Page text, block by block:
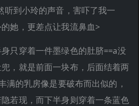
听到小玲的声音，害吓了我一
她，更差点让我流鼻血>
只穿着一件墨绿色的肚脐==a没
，就是前面一块布，后面结着两
满的乳房像是要破布而出似的，
若现，而下半身则穿着一条蓝色